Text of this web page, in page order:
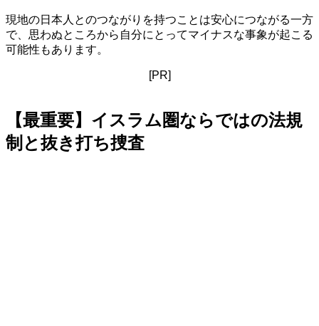
現地の日本人とのつながりを持つことは安心につながる一方
で、思わぬところから自分にとってマイナスな事象が起こる
可能性もあります。
[PR]
【最重要】イスラム圏ならではの法規
制と抜き打ち捜査